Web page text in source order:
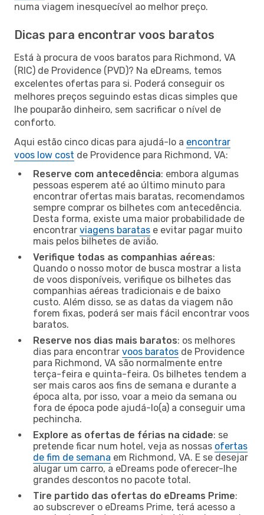
numa viagem inesquecível ao melhor preço.
Dicas para encontrar voos baratos
Está à procura de voos baratos para Richmond, VA
(RIC) de Providence (PVD)? Na eDreams, temos
excelentes ofertas para si. Poderá conseguir os
melhores preços seguindo estas dicas simples que
lhe pouparão dinheiro, sem sacrificar o nível de
conforto.
Aqui estão cinco dicas para ajudá-lo a encontrar
voos low cost de Providence para Richmond, VA:
Reserve com antecedência: embora algumas
pessoas esperem até ao último minuto para
encontrar ofertas mais baratas, recomendamos
sempre comprar os bilhetes com antecedência.
Desta forma, existe uma maior probabilidade de
encontrar viagens baratas e evitar pagar muito
mais pelos bilhetes de avião.
Verifique todas as companhias aéreas:
Quando o nosso motor de busca mostrar a lista
de voos disponíveis, verifique os bilhetes das
companhias aéreas tradicionais e de baixo
custo. Além disso, se as datas da viagem não
forem fixas, poderá ser mais fácil encontrar voos
baratos.
Reserve nos dias mais baratos: os melhores
dias para encontrar voos baratos de Providence
para Richmond, VA são normalmente entre
terça-feira e quinta-feira. Os bilhetes tendem a
ser mais caros aos fins de semana e durante a
época alta, por isso, voar a meio da semana ou
fora de época pode ajudá-lo(a) a conseguir uma
pechincha.
Explore as ofertas de férias na cidade: se
pretende ficar num hotel, veja as nossas ofertas
de fim de semana em Richmond, VA. E se desejar
alugar um carro, a eDreams pode oferecer-lhe
grandes descontos no pacote total.
Tire partido das ofertas do eDreams Prime:
ao subscrever o eDreams Prime, terá acesso a